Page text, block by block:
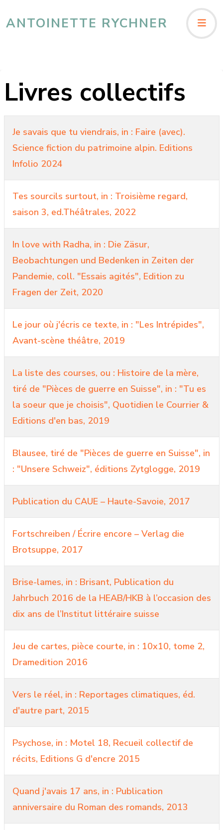
ANTOINETTE RYCHNER
Livres collectifs
Titre
Je savais que tu viendrais, in : Faire (avec).
Science fiction du patrimoine alpin. Editions
Infolio 2024
Tes sourcils surtout, in : Troisième regard,
saison 3, ed.Théâtrales, 2022
In love with Radha, in : Die Zäsur,
Beobachtungen und Bedenken in Zeiten der
Pandemie, coll. "Essais agités", Edition zu
Fragen der Zeit, 2020
Le jour où j'écris ce texte, in : "Les Intrépides",
Avant-scène théâtre, 2019
La liste des courses, ou : Histoire de la mère,
tiré de "Pièces de guerre en Suisse", in : "Tu es
la soeur que je choisis", Quotidien le Courrier &
Editions d'en bas, 2019
Blausee, tiré de "Pièces de guerre en Suisse", in
: "Unsere Schweiz", éditions Zytglogge, 2019
Publication du CAUE – Haute-Savoie, 2017
Fortschreiben / Écrire encore – Verlag die
Brotsuppe, 2017
Brise-lames, in : Brisant, Publication du
Jahrbuch 2016 de la HEAB/HKB à l’occasion des
dix ans de l’Institut littéraire suisse
Jeu de cartes, pièce courte, in : 10x10, tome 2,
Dramedition 2016
Vers le réel, in : Reportages climatiques, éd.
d'autre part, 2015
Psychose, in : Motel 18, Recueil collectif de
récits, Editions G d'encre 2015
Quand j'avais 17 ans, in : Publication
anniversaire du Roman des romands, 2013